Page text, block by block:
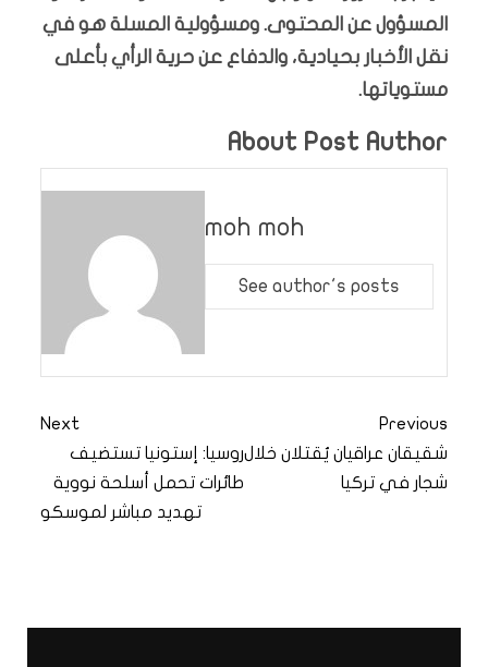
المسؤول عن المحتوى. ومسؤولية المسلة هو في
نقل الأخبار بحيادية، والدفاع عن حرية الرأي بأعلى
مستوياتها.
About Post Author
moh moh
See author's posts
Previous
شقيقان عراقيان يُقتلان خلال
شجار في تركيا
Next
روسيا: إستونيا تستضيف
طائرات تحمل أسلحة نووية
تهديد مباشر لموسكو